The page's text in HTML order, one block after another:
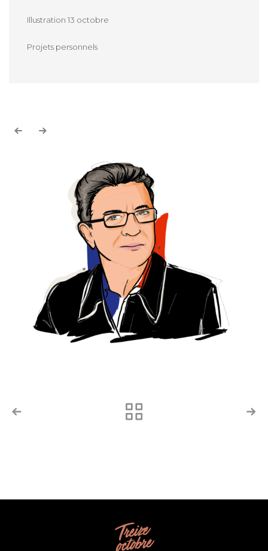
Illustration 13 octobre
Projets personnels